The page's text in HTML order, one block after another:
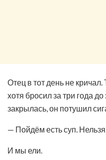
Отец в тот день не кричал.
хотя бросил за три года до
закрылась, он потушил
— Пойдём есть суп.
И мы ели.